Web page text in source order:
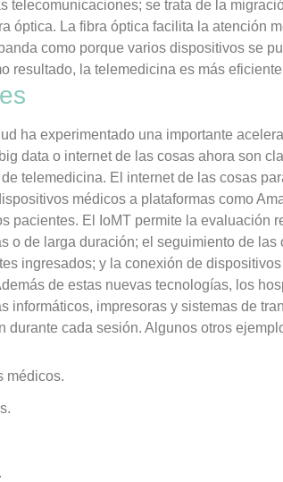
telecomunicaciones; se trata de la
óptica. La fibra óptica facilita la atención
como porque varios dispositivos se
resultado, la telemedicina es más
ha experimentado una importante
data o internet de las cosas ahora son
telemedicina. El internet de las cosas
médicos a plataformas como
pacientes. El IoMT permite la evaluación
o de larga duración; el seguimiento de las
ingresados; y la conexión de
de estas nuevas tecnologías, los
informáticos, impresoras y sistemas de
durante cada sesión. Algunos otros
médicos.